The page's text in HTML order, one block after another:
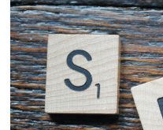
–
jak
prowadzić